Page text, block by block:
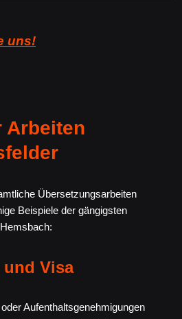
uns!
Arbeiten
Übersetzungsarbeiten
Beispiele der gängigsten
Visa
Aufenthaltsgenehmigungen